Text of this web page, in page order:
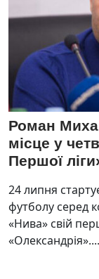
Роман
місце у
Першої
24 липня
футболу серед
«Нива» свій
«Олександрія»....